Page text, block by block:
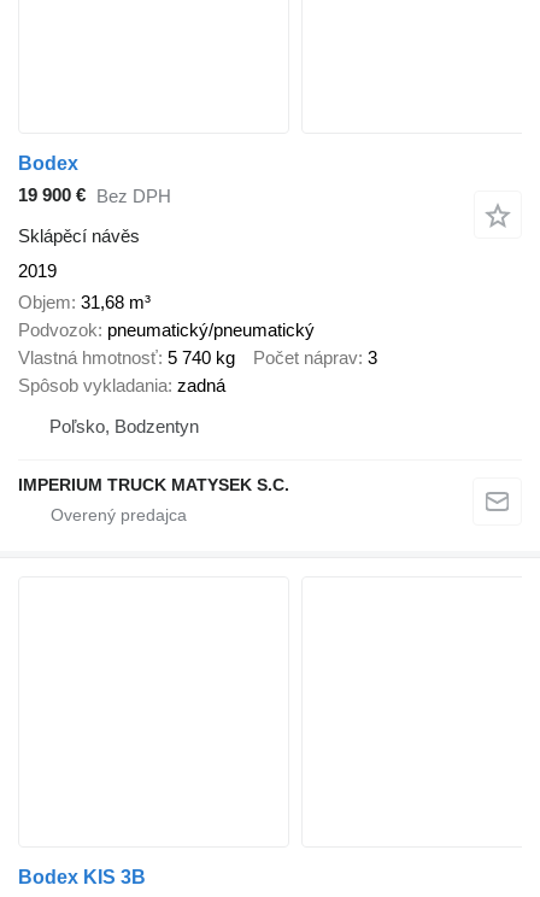
Bodex
19 900 € Bez DPH
Sklápěcí návěs
2019
Objem 31,68 m³
Podvozok pneumatický/pneumatický
Vlastná hmotnosť 5 740 kg Počet náprav 3
Spôsob vykladania zadná
Poľsko, Bodzentyn
IMPERIUM TRUCK MATYSEK S.C.
Bodex KIS 3B